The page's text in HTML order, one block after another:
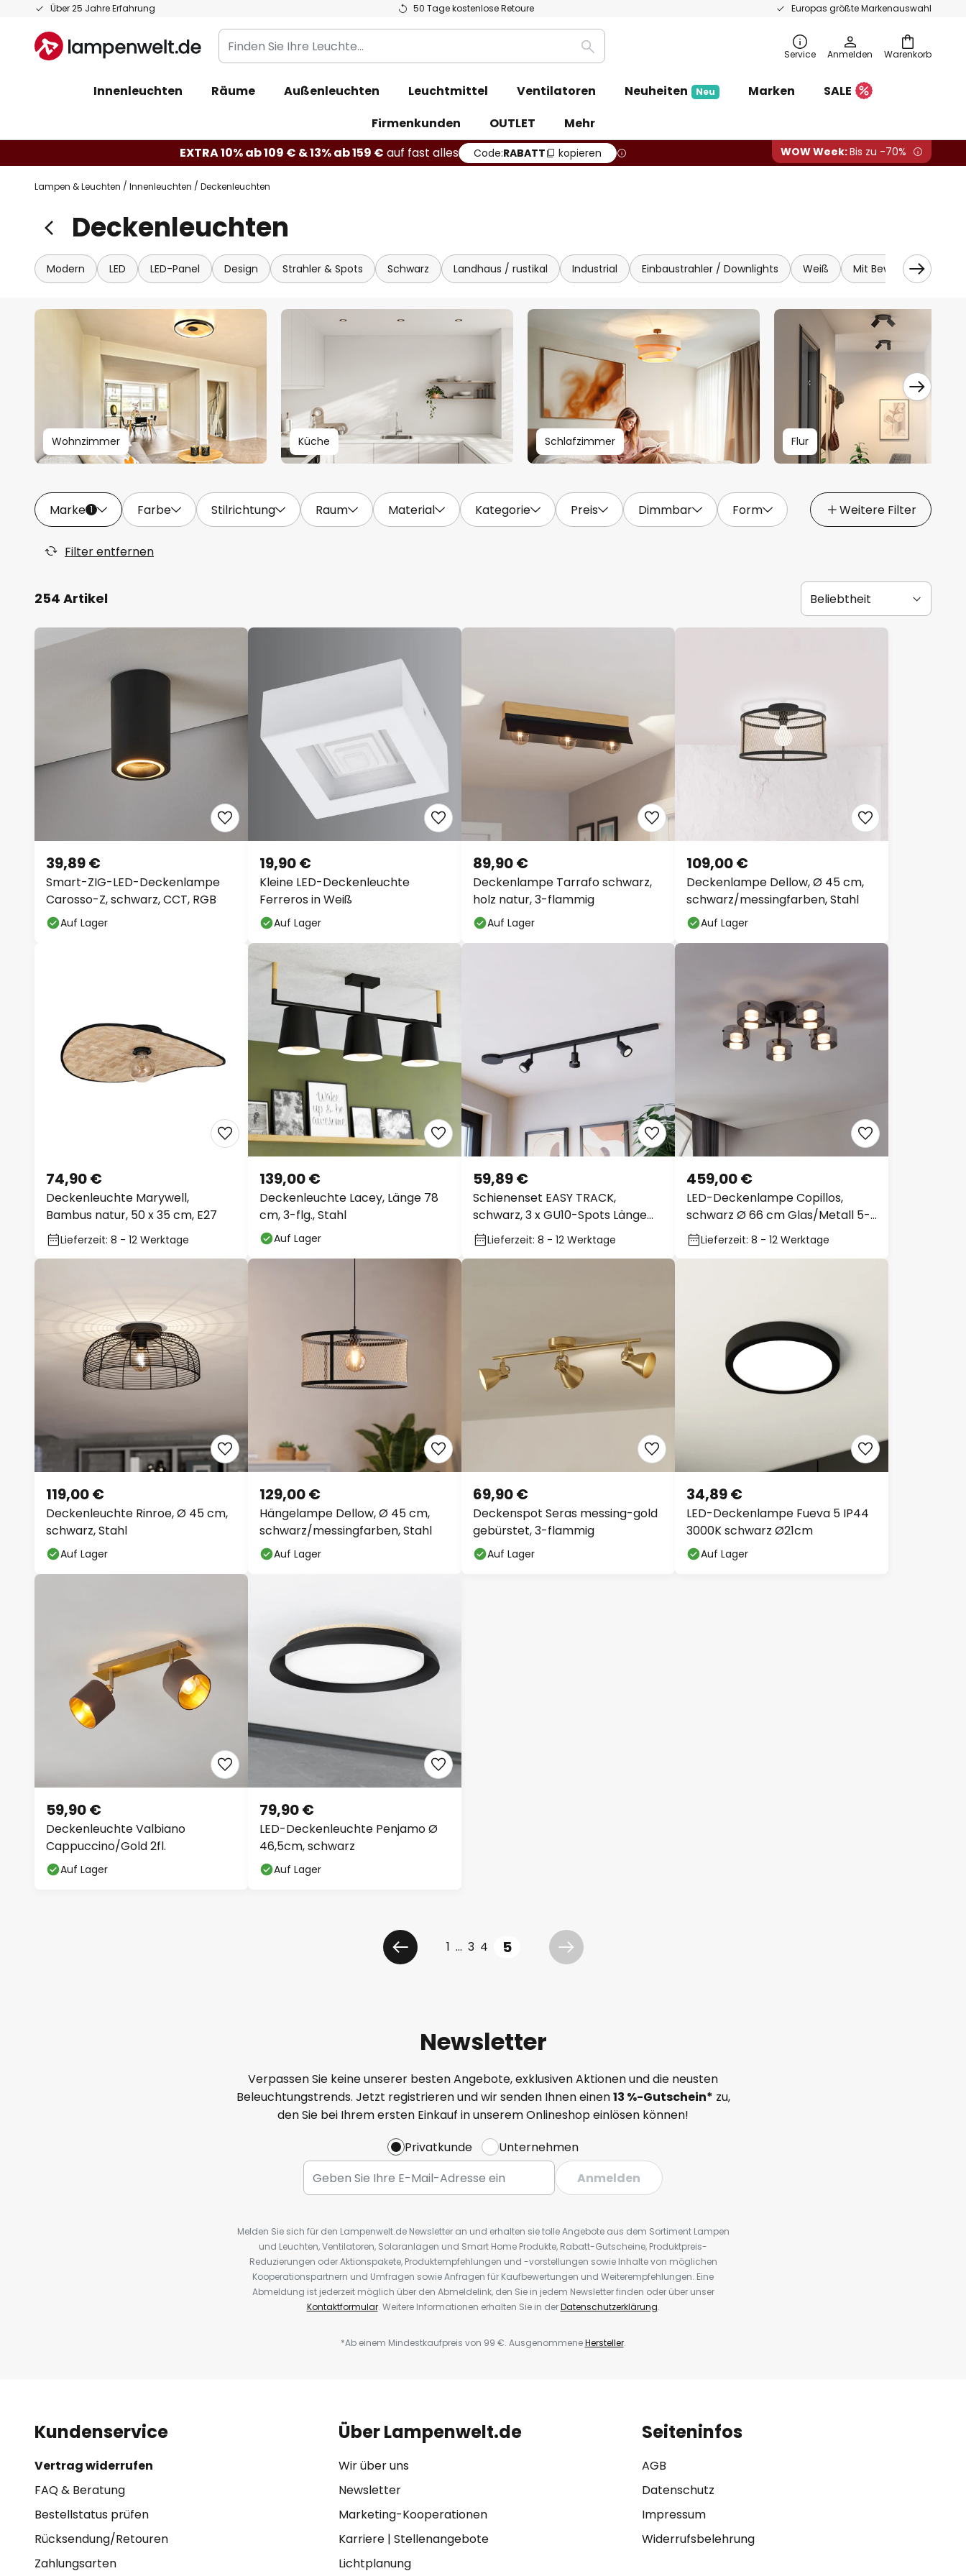
Über 25 Jahre Erfahrung 50 Tage kostenlose Retoure Europas größte Markenauswahl
Zum
springen
Warenkorb
Finden
Sie
Leuchte...
Suche Service Anmelden
Innenleuchten Räume Außenleuchten Leuchtmittel Ventilatoren Neuheiten Neu Marken
SALE
Firmenkunden
OUTLET
Mehr
EXTRA 10% ab 109 € & 13% ab 159 € auf fast alles Code:RABATT kopieren WOW Week:Bis zu -70%
Lampen & Leuchten Innenleuchten Deckenleuchten
Deckenleuchten
Modern LED LED-Panel Design Strahler & Spots Schwarz Landhaus / rustikal Industrial Einbaustrahler / Downlights Weiß Mit Bewegungsmelder
Wohnzimmer Küche Schlafzimmer Flur
Marke 1 Farbe Stilrichtung Raum Material Kategorie Preis Dimmbar Form Weitere Filter
Filter entfernen
254 Artikel
Smart-ZIG-LED-Deckenlampe
Carosso-Z, schwarz, CCT, RGB
39,89 €
Auf Lager
Kleine LED-Deckenleuchte
Ferreros in Weiß
19,90 €
Auf Lager
Deckenlampe Tarrafo schwarz,
holz natur, 3-flammig
89,90 €
Auf Lager
Deckenlampe Dellow, Ø 45 cm,
schwarz/messingfarben, Stahl
109,00 €
Auf Lager
Deckenleuchte Marywell,
Bambus natur, 50 x 35 cm, E27
74,90 €
Lieferzeit: 8 - 12 Werktage
Deckenleuchte Lacey, Länge 78
cm, 3-flg., Stahl
139,00 €
Auf Lager
Schienenset EASY TRACK,
schwarz, 3 x GU10-Spots Länge
102 cm
59,89 €
Lieferzeit: 8 - 12 Werktage
LED-Deckenlampe Copillos,
schwarz Ø 66 cm Glas/Metall 5-
flg.
459,00 €
Lieferzeit: 8 - 12 Werktage
Deckenleuchte Rinroe, Ø 45 cm,
schwarz, Stahl
119,00 €
Auf Lager
Hängelampe Dellow, Ø 45 cm,
schwarz/messingfarben, Stahl
129,00 €
Auf Lager
Deckenspot Seras messing-gold
gebürstet, 3-flammig
69,90 €
Auf Lager
LED-Deckenlampe Fueva 5 IP44
3000K schwarz Ø21cm
34,89 €
Auf Lager
Deckenleuchte Valbiano
Cappuccino/Gold 2fl.
59,90 €
Auf Lager
LED-Deckenleuchte Penjamo Ø
46,5cm, schwarz
79,90 €
Auf Lager
Zurück
Seite
1 ... 3 4 5 Weiter
Newsletter
Verpassen Sie keine unserer besten Angebote, exklusiven Aktionen und die neusten
Beleuchtungstrends. Jetzt registrieren und wir senden Ihnen einen13 %-Gutschein* zu,
den Sie bei Ihrem ersten Einkauf in unserem Onlineshop einlösen können!
Privatkunde
Unternehmen
Anmelden
Melden Sie sich für den Lampenwelt.de Newsletter an und erhalten sie tolle Angebote aus dem Sortiment Lampen
und Leuchten, Ventilatoren, Solaranlagen und Smart Home Produkte, Rabatt-Gutscheine, Produktpreis-
Reduzierungen oder Aktionspakete, Produktempfehlungen und -vorstellungen sowie Inhalte von möglichen
Kooperationspartnern und Umfragen sowie Anfragen für Kaufbewertungen und Weiterempfehlungen. Eine
Abmeldung ist jederzeit möglich über den Abmeldelink, den Sie in jedem Newsletter finden oder über unser
Kontaktformular. Weitere Informationen erhalten Sie in derDatenschutzerklärung.
*Ab einem Mindestkaufpreis von 99 €. AusgenommeneHersteller.
Kundenservice
Vertrag widerrufen
FAQ & Beratung
Bestellstatus prüfen
Rücksendung/Retouren
Zahlungsarten
Über Lampenwelt.de
Wir über uns
Newsletter
Marketing-Kooperationen
Karriere| Stellenangebote
Lichtplanung
Seiteninfos
AGB
Datenschutz
Impressum
Widerrufsbelehrung